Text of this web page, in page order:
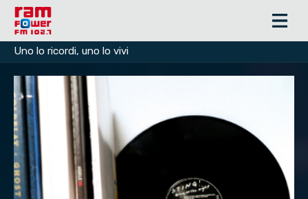
Uno lo ricordi, uno lo vivi